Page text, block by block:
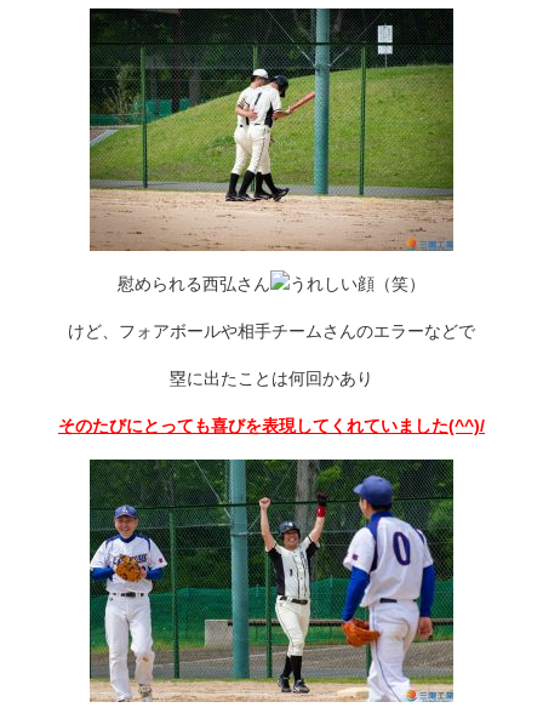
慰められる西弘さん （笑）
けど、フォアボールや相手チームさんのエラーなどで
塁に出たことは何回かあり
そのたびにとっても喜びを表現してくれていました(^^)/